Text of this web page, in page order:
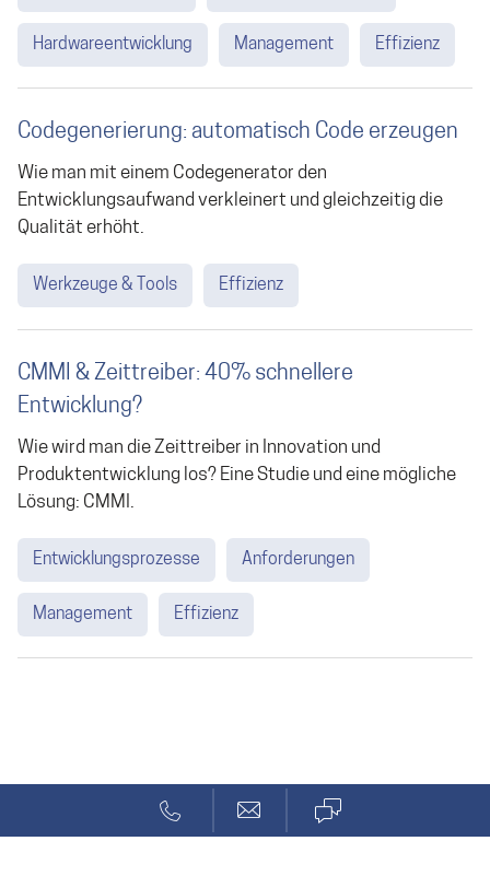
Hardwareentwicklung Management Effizienz
Codegenerierung: automatisch Code erzeugen
Wie man mit einem Codegenerator den
Entwicklungsaufwand verkleinert und gleichzeitig die
Qualität erhöht.
Werkzeuge & Tools Effizienz
CMMI & Zeittreiber: 40% schnellere
Entwicklung?
Wie wird man die Zeittreiber in Innovation und
Produktentwicklung los? Eine Studie und eine mögliche
Lösung: CMMI.
Entwicklungsprozesse Anforderungen
Management Effizienz